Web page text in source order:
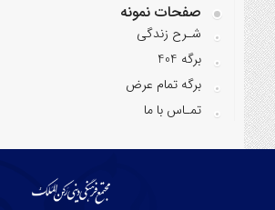
صفحات نمونه
شـرح زندگی
برگه 404
برگه تمام عرض
تمـاس با ما